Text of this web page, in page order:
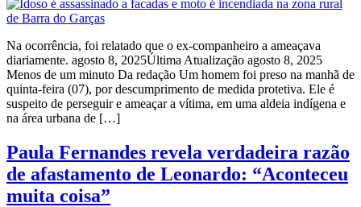
Na ocorrência, foi relatado que o ex-companheiro a ameaçava
diariamente. agosto 8, 2025Última Atualização agosto 8, 2025
Menos de um minuto Da redação Um homem foi preso na manhã de
quinta-feira (07), por descumprimento de medida protetiva. Ele é
suspeito de perseguir e ameaçar a vítima, em uma aldeia indígena e
na área urbana de […]
Paula Fernandes revela verdadeira razão
de afastamento de Leonardo: “Aconteceu
muita coisa”